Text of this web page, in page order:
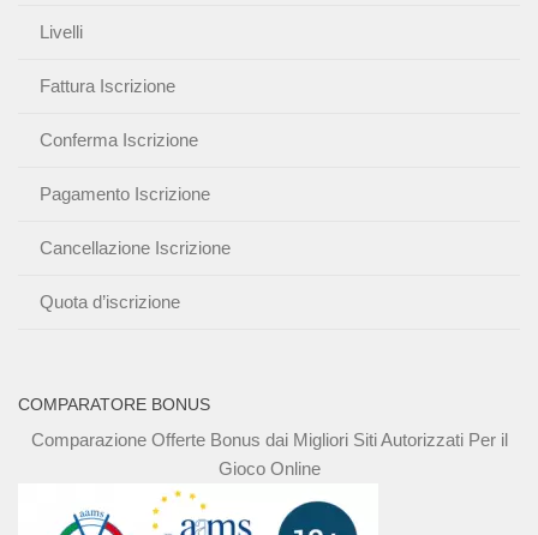
Livelli
Fattura Iscrizione
Conferma Iscrizione
Pagamento Iscrizione
Cancellazione Iscrizione
Quota d’iscrizione
COMPARATORE BONUS
Comparazione Offerte Bonus dai Migliori Siti Autorizzati Per il
Gioco Online